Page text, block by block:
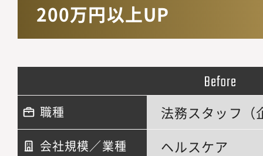
200万円以上UP
職種 法務スタッフ（
会社規模／業種 ヘルスケア